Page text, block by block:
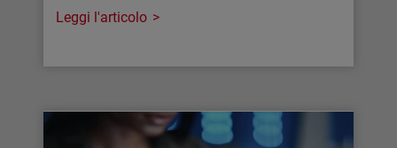
Leggi l'articolo